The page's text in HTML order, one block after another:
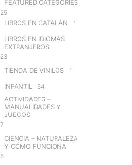
FEATURED CATEGORIES
25
LIBROS EN CATALÁN 1
LIBROS EN IDIOMAS
EXTRANJEROS
23
TIENDA DE VINILOS 1
INFANTIL 54
ACTIVIDADES –
MANUALIDADES Y
JUEGOS
7
CIENCIA – NATURALEZA
Y CÓMO FUNCIONA
5